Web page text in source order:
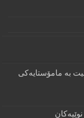
بە مامۆستایەکی